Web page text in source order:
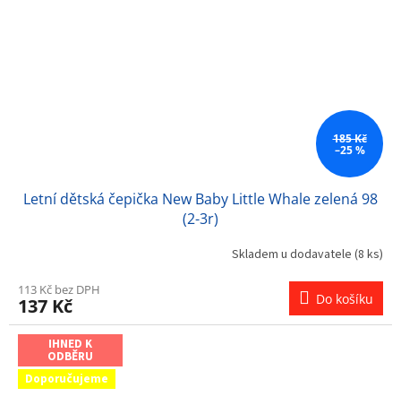
185 Kč
–25 %
Letní dětská čepička New Baby Little Whale zelená 98
(2-3r)
Skladem u dodavatele (8 ks)
113 Kč bez DPH
137 Kč Do košíku
IHNED K
ODBĚRU
Doporučujeme